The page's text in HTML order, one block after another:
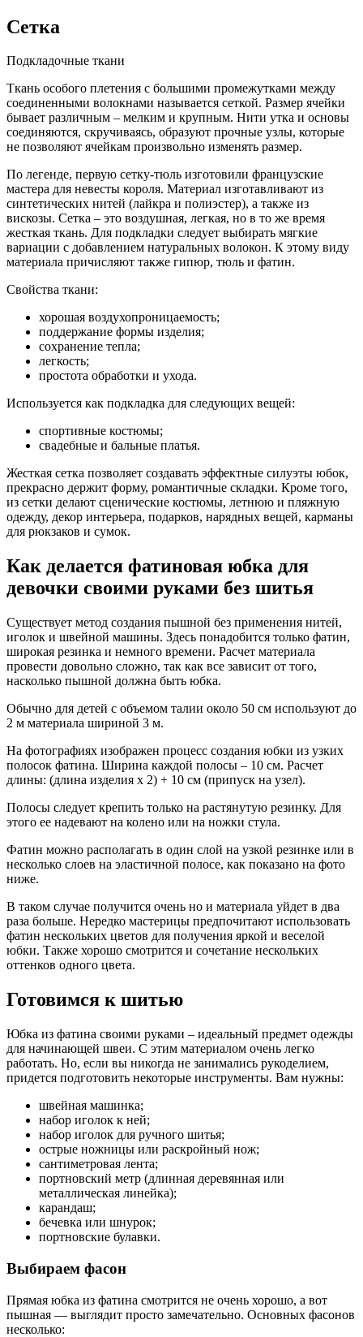
Сетка
Подкладочные ткани
Ткань особого плетения с большими промежутками между
соединенными волокнами называется сеткой. Размер ячейки
бывает различным – мелким и крупным. Нити утка и основы
соединяются, скручиваясь, образуют прочные узлы, которые
не позволяют ячейкам произвольно изменять размер.
По легенде, первую сетку-тюль изготовили французские
мастера для невесты короля. Материал изготавливают из
синтетических нитей (лайкра и полиэстер), а также из
вискозы. Сетка – это воздушная, легкая, но в то же время
жесткая ткань. Для подкладки следует выбирать мягкие
вариации с добавлением натуральных волокон. К этому виду
материала причисляют также гипюр, тюль и фатин.
Свойства ткани:
хорошая воздухопроницаемость;
поддержание формы изделия;
сохранение тепла;
легкость;
простота обработки и ухода.
Используется как подкладка для следующих вещей:
спортивные костюмы;
свадебные и бальные платья.
Жесткая сетка позволяет создавать эффектные силуэты юбок,
прекрасно держит форму, романтичные складки. Кроме того,
из сетки делают сценические костюмы, летнюю и пляжную
одежду, декор интерьера, подарков, нарядных вещей, карманы
для рюкзаков и сумок.
Как делается фатиновая юбка для
девочки своими руками без шитья
Существует метод создания пышной без применения нитей,
иголок и швейной машины. Здесь понадобится только фатин,
широкая резинка и немного времени. Расчет материала
провести довольно сложно, так как все зависит от того,
насколько пышной должна быть юбка.
Обычно для детей с объемом талии около 50 см используют до
2 м материала шириной 3 м.
На фотографиях изображен процесс создания юбки из узких
полосок фатина. Ширина каждой полосы – 10 см. Расчет
длины: (длина изделия х 2) + 10 см (припуск на узел).
Полосы следует крепить только на растянутую резинку. Для
этого ее надевают на колено или на ножки стула.
Фатин можно располагать в один слой на узкой резинке или в
несколько слоев на эластичной полосе, как показано на фото
ниже.
В таком случае получится очень но и материала уйдет в два
раза больше. Нередко мастерицы предпочитают использовать
фатин нескольких цветов для получения яркой и веселой
юбки. Также хорошо смотрится и сочетание нескольких
оттенков одного цвета.
Готовимся к шитью
Юбка из фатина своими руками – идеальный предмет одежды
для начинающей швеи. С этим материалом очень легко
работать. Но, если вы никогда не занимались рукоделием,
придется подготовить некоторые инструменты. Вам нужны:
швейная машинка;
набор иголок к ней;
набор иголок для ручного шитья;
острые ножницы или раскройный нож;
сантиметровая лента;
портновский метр (длинная деревянная или
металлическая линейка);
карандаш;
бечевка или шнурок;
портновские булавки.
Выбираем фасон
Прямая юбка из фатина смотрится не очень хорошо, а вот
пышная — выглядит просто замечательно. Основных фасонов
несколько: